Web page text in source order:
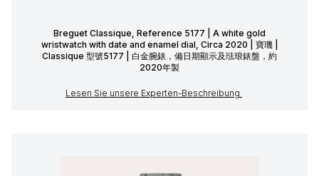
Breguet Classique, Reference 5177 | A white gold
wristwatch with date and enamel dial, Circa 2020 | 寶璣 |
Classique 型號5177 | 白金腕錶，備日期顯示及琺琅錶盤，約
2020年製
Lesen Sie unsere Experten-Beschreibung